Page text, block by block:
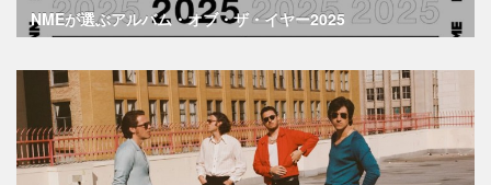
NMEが選ぶアルバム・オブ・ザ・イヤー2025